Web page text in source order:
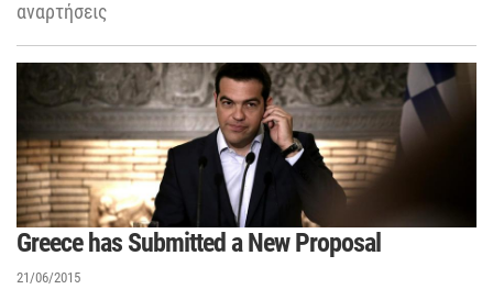
αναρτήσεις
Greece has Submitted a New Proposal
21/06/2015